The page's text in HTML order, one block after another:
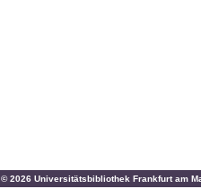
© 2026 Universitätsbibliothek Frankfurt am